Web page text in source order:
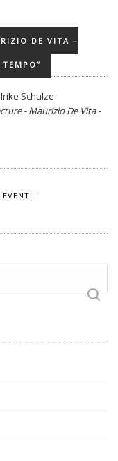
DE VITA –
Schulze
- Maurizio De Vita -
|